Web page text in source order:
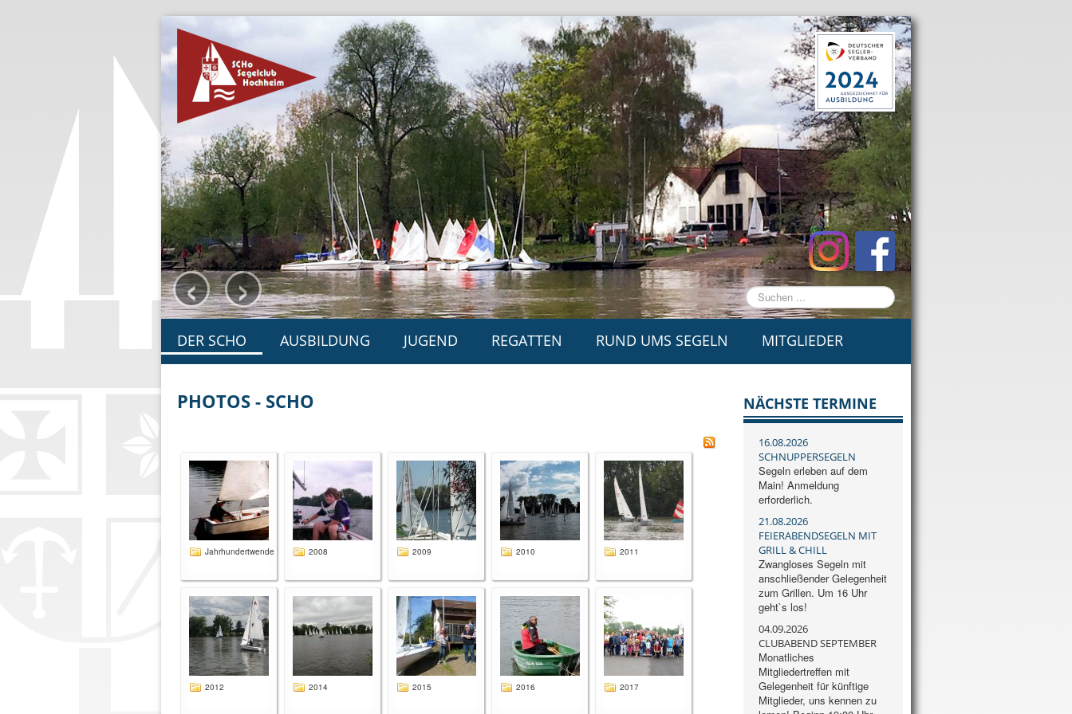
‹ ›
Suchen
...
DER SCHO AUSBILDUNG JUGEND REGATTEN RUND UMS SEGELN MITGLIEDER
PHOTOS - SCHO
Jahrhundertwende 2008 2009 2010 2011
2012 2014 2015 2016 2017
NÄCHSTE TERMINE
16.08.2026
SCHNUPPERSEGELN
Segeln erleben auf dem
Main! Anmeldung
erforderlich.
21.08.2026
FEIERABENDSEGELN MIT
GRILL & CHILL
Zwangloses Segeln mit
anschließender Gelegenheit
zum Grillen. Um 16 Uhr
geht`s los!
04.09.2026
CLUBABEND SEPTEMBER
Monatliches
Mitgliedertreffen mit
Gelegenheit für künftige
Mitglieder, uns kennen zu